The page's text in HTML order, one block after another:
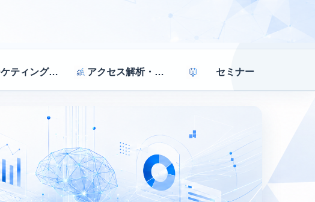
マーケティング戦略 アクセス解析・効果測定 セミナー